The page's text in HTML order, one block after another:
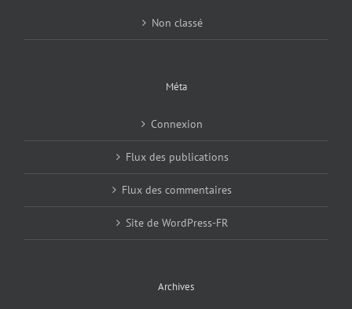
Non classé
Méta
Connexion
Flux des publications
Flux des commentaires
Site de WordPress-FR
Archives